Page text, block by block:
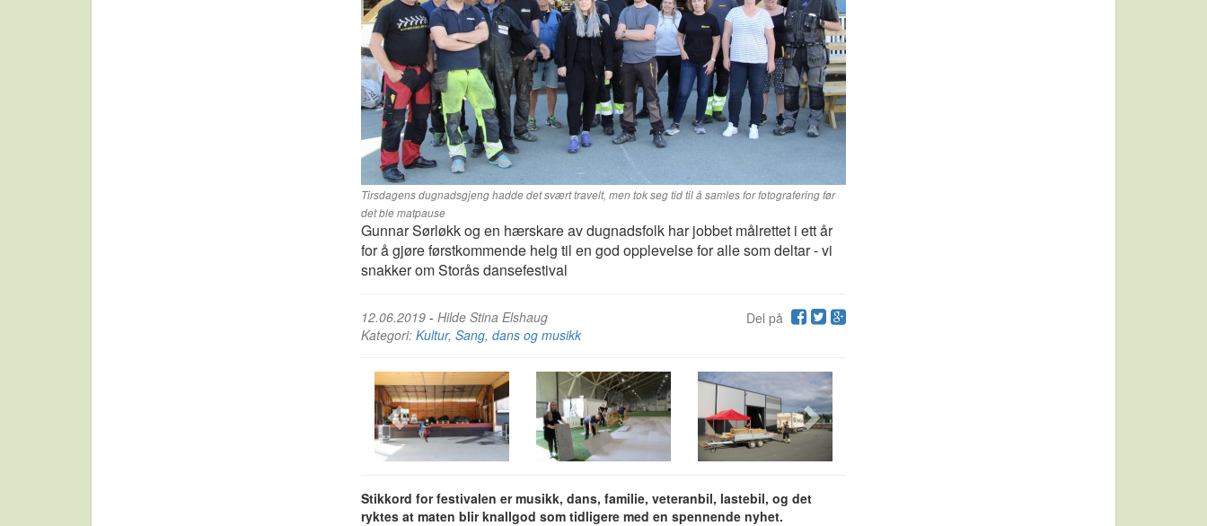
Tirsdagens dugnadsgjeng hadde det svært travelt, men tok seg tid til å samles for fotografering før
det ble matpause
Gunnar Sørløkk og en hærskare av dugnadsfolk har jobbet målrettet i ett år
for å gjøre førstkommende helg til en god opplevelse for alle som deltar - vi
snakker om Storås dansefestival
Del på
12.06.2019 - Hilde Stina Elshaug
Kategori: Kultur, Sang, dans og musikk
Stikkord for festivalen er musikk, dans, familie, veteranbil, lastebil, og det
ryktes at maten blir knallgod som tidligere med en spennende nyhet.